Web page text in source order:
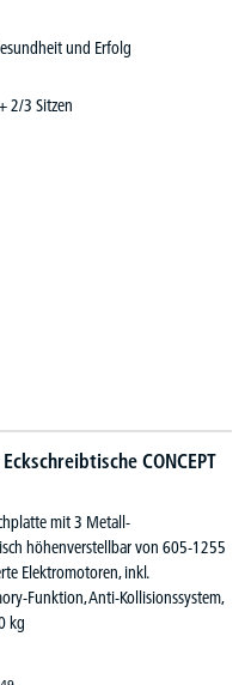
und Erfolg
2/3 Sitzen
CONCEPT
mit 3 Metall-
höhenverstellbar von 605-1255
Elektromotoren, inkl.
Funktion, Anti-Kollisionssystem,
kg